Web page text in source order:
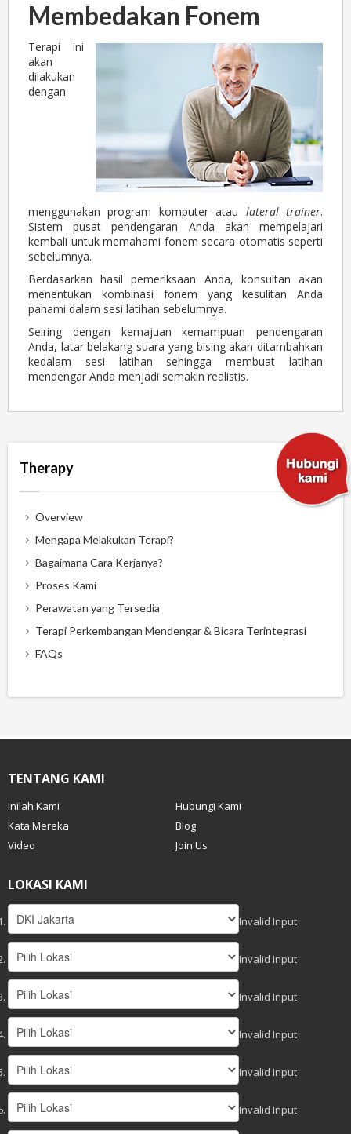
Membedakan Fonem
Terapi ini
akan
dilakukan
dengan
menggunakan program komputer atau lateral trainer.
Sistem pusat pendengaran Anda akan mempelajari
kembali untuk memahami fonem secara otomatis seperti
sebelumnya.
Berdasarkan hasil pemeriksaan Anda, konsultan akan
menentukan kombinasi fonem yang kesulitan Anda
pahami dalam sesi latihan sebelumnya.
Seiring dengan kemajuan kemampuan pendengaran
Anda, latar belakang suara yang bising akan ditambahkan
kedalam sesi latihan sehingga membuat latihan
mendengar Anda menjadi semakin realistis.
Therapy
Overview
Mengapa Melakukan Terapi?
Bagaimana Cara Kerjanya?
Proses Kami
Perawatan yang Tersedia
Terapi Perkembangan Mendengar & Bicara Terintegrasi
FAQs
TENTANG KAMI
Inilah Kami
Hubungi Kami
Kata Mereka
Blog
Video
Join Us
LOKASI KAMI
Invalid Input
Invalid Input
Invalid Input
Invalid Input
Invalid Input
Invalid Input